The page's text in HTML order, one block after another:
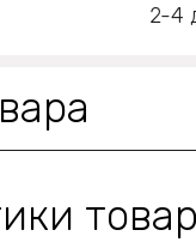
2-4